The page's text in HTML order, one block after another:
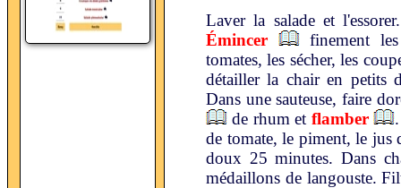
Laver la salade et
Émincer
finement les
tomates, les sécher, les
détailler la chair en petits
Dans une sauteuse, faire
de rhum et flamber
de tomate, le piment, le jus
doux 25 minutes. Dans
médaillons de langouste.